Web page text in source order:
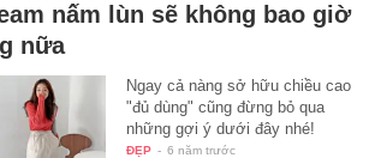
nấm lùn sẽ không bao giờ
nữa
Ngay cả nàng sở hữu chiều cao
"đủ dùng" cũng đừng bỏ qua
những gợi ý dưới đây nhé!
ĐẸP - 6 năm trước